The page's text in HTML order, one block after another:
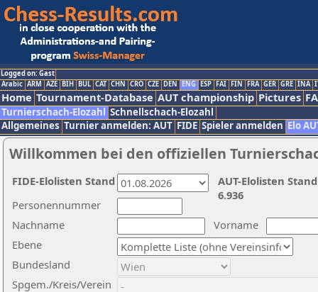
Logged on: Gast
Arabic ARM AZE BIH BUL CAT CHN CRO CZE DEN ENG ESP FAI FIN FRA GER GRE INA
Home Tournament-Database AUT championship Pictures
Turnierschach-Elozahl Schnellschach-Elozahl
Allgemeines Turnier anmelden: AUT FIDE Spieler anmelden Elo
Willkommen bei den offiziellen
Nachname
Vorname
Ebene
Personennummer
Bundesland
Spgem./Kreis/Verein
AUT-Elolisten
6.936
FIDE-Elolisten Stand